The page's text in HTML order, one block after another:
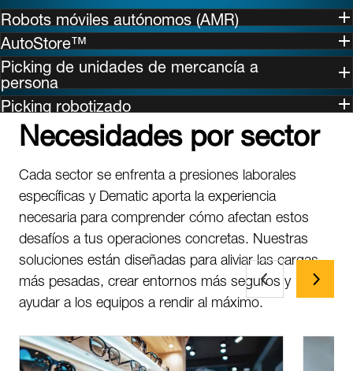
Robots móviles autónomos (AMR)
AutoStore™
Picking de unidades de mercancía a
persona
Picking robotizado
Necesidades por sector
Cada sector se enfrenta a presiones laborales
específicas y Dematic aporta la experiencia
necesaria para comprender cómo afectan estos
desafíos a tus operaciones concretas. Nuestras
soluciones están diseñadas para aliviar las cargas
más pesadas, crear entornos más seguros y
ayudar a los equipos a rendir al máximo.